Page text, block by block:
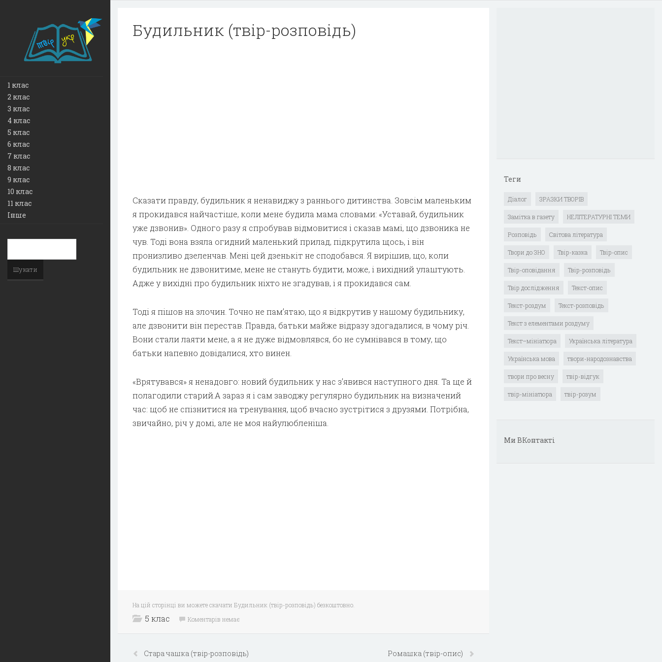
1 клас
2 клас
3 клас
4 клас
5 клас
6 клас
7 клас
8 клас
9 клас
10 клас
11 клас
Інше
Будильник (твір-розповідь)
Сказати правду, будильник я ненавиджу з раннього дитинства. Зовсім маленьким
я прокидався найчастіше, коли мене будила мама словами: «Уставай, будильник
уже дзвонив». Одного разу я спробував відмовитися і сказав мамі, що дзвоника не
чув. Тоді вона взяла огидний маленький прилад, підкрутила щось, і він
пронизливо дзеленчав. Мені цей дзенькіт не сподобався. Я вирішив, що, коли
будильник не дзвонитиме, мене не стануть будити, може, і вихідний улаштують.
Адже у вихідні про будильник ніхто не згадував, і я прокидався сам.
Тоді я пішов на злочин. Точно не пам’ятаю, що я відкрутив у нашому будильнику,
але дзвонити він перестав. Правда, батьки майже відразу здогадалися, в чому річ.
Вони стали лаяти мене, а я не дуже відмовлявся, бо не сумнівався в тому, що
батьки напевно довідалися, хто винен.
«Врятувався» я ненадовго: новий будильник у нас з’явився наступного дня. Та ще й
полагодили старий.А зараз я і сам заводжу регулярно будильник на визначений
час: щоб не спізнитися на тренування, щоб вчасно зустрітися з друзями. Потрібна,
звичайно, річ у домі, але не моя найулюбленіша.
На цій сторінці ви можете скачати Будильник (твір-розповідь) безкоштовно.
5 клас Коментарів немає
Стара чашка (твір-розповідь) Ромашка (твір-опис)
Теги
Діалог ЗРАЗКИ ТВОРІВ
Замітка в газету НЕЛІТЕРАТУРНІ ТЕМИ
Розповідь Світова література
Твори до ЗНО Твір-казка Твір-опис
Твір-оповідання Твір-розповідь
Твір дослідження Текст-опис
Текст-роздум Текст-розповідь
Текст з елементами роздуму
Текст–мініатюра Українська література
Українська мова твори-народознавства
твори про весну твір-відгук
твір-мініатюра твір-розум
Ми ВКонтакті